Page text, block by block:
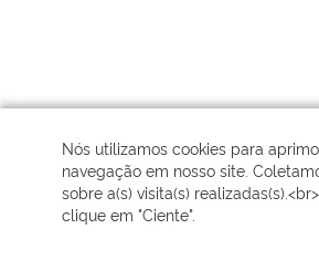
Nós utilizamos cookies para
navegação em nosso site.
sobre a(s) visita(s)
clique em "Ciente".